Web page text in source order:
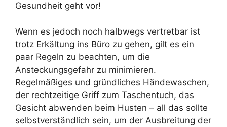
Gesundheit geht vor!
Wenn es jedoch noch halbwegs vertretbar ist
trotz Erkältung ins Büro zu gehen, gilt es ein
paar Regeln zu beachten, um die
Ansteckungsgefahr zu minimieren.
Regelmäßiges und gründliches Händewaschen,
der rechtzeitige Griff zum Taschentuch, das
Gesicht abwenden beim Husten – all das sollte
selbstverständlich sein, um der Ausbreitung der